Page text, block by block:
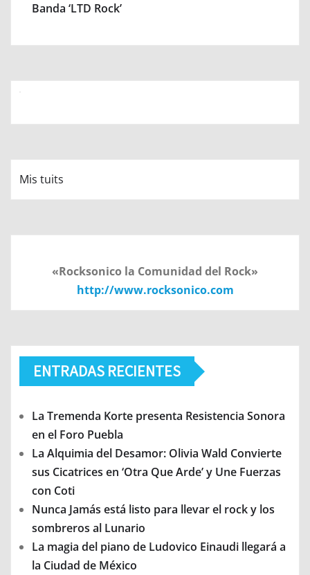
Banda ‘LTD Rock’
Mis tuits
«Rocksonico la Comunidad del Rock»
http://www.rocksonico.com
ENTRADAS RECIENTES
La Tremenda Korte presenta Resistencia Sonora
en el Foro Puebla
La Alquimia del Desamor: Olivia Wald Convierte
sus Cicatrices en ‘Otra Que Arde’ y Une Fuerzas
con Coti
Nunca Jamás está listo para llevar el rock y los
sombreros al Lunario
La magia del piano de Ludovico Einaudi llegará a
la Ciudad de México